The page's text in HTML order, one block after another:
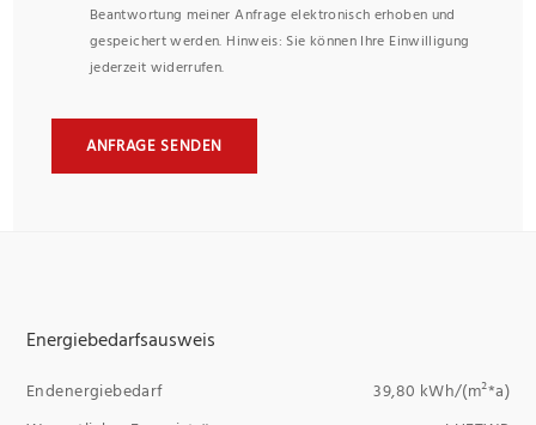
Beantwortung meiner Anfrage elektronisch erhoben und
gespeichert werden. Hinweis: Sie können Ihre Einwilligung
jederzeit widerrufen.
ANFRAGE SENDEN
Energiebedarfsausweis
Endenergiebedarf
39,80 kWh/(m²*a)